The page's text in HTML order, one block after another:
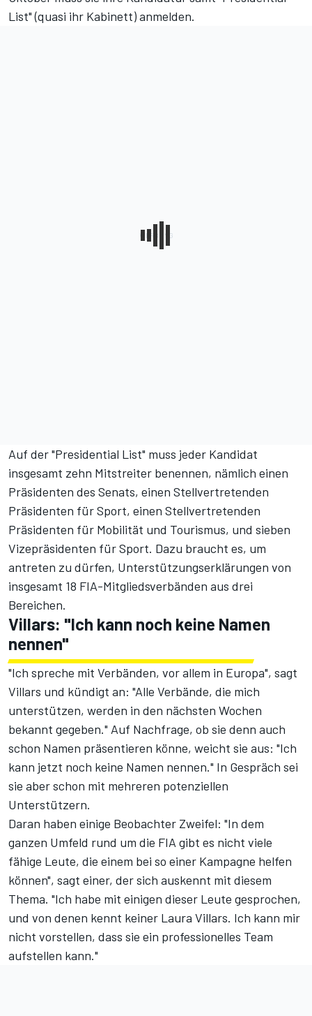
List" (quasi ihr Kabinett) anmelden.
Auf der"Presidential List" muss jeder Kandidat
insgesamt zehn Mitstreiter benennen, nämlich einen
Präsidenten des Senats, einen Stellvertretenden
Präsidenten für Sport, einen Stellvertretenden
Präsidenten für Mobilität und Tourismus, und sieben
Vizepräsidenten für Sport. Dazu braucht es, um
antreten zu dürfen, Unterstützungserklärungen von
insgesamt 18 FIA-Mitgliedsverbänden aus drei
Bereichen.
Villars: "Ich kann noch keine Namen
nennen"
"Ich spreche mit Verbänden, vor allem in Europa", sagt
Villars und kündigt an: "Alle Verbände, die mich
unterstützen, werden in den nächsten Wochen
bekannt gegeben." Auf Nachfrage, ob sie denn auch
schon Namen präsentieren könne, weicht sie aus: "Ich
kann jetzt noch keine Namen nennen." In Gespräch sei
sie aber schon mit mehreren potenziellen
Unterstützern.
Daran haben einige Beobachter Zweifel: "In dem
ganzen Umfeld rund um die FIA gibt es nicht viele
fähige Leute, die einem bei so einer Kampagne helfen
können", sagt einer, der sich auskennt mit diesem
Thema. "Ich habe mit einigen dieser Leute gesprochen,
und von denen kennt keiner Laura Villars. Ich kann mir
nicht vorstellen, dass sie ein professionelles Team
aufstellen kann."